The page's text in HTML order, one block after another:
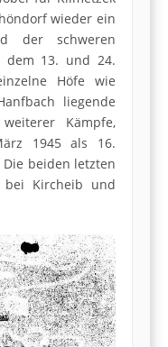
wieder ein
der schweren
dem 13. und 24.
Höfe wie
liegende
Kämpfe,
1945 als 16.
beiden letzten
Kircheib und